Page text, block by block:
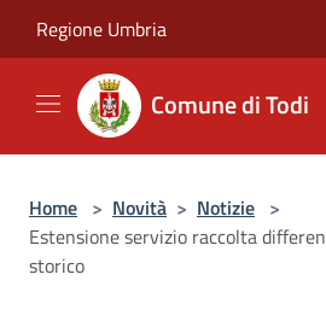
Regione Umbria
Comune di Todi
Home > Novità > Notizie >
Estensione servizio raccolta
storico